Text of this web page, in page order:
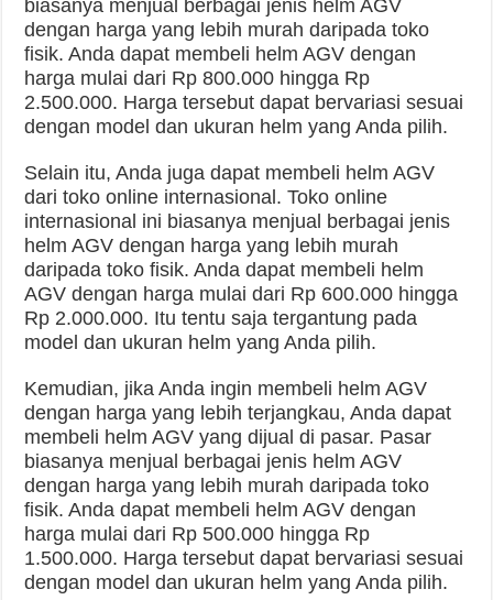
biasanya menjual berbagai jenis helm AGV
dengan harga yang lebih murah daripada toko
fisik. Anda dapat membeli helm AGV dengan
harga mulai dari Rp 800.000 hingga Rp
2.500.000. Harga tersebut dapat bervariasi sesuai
dengan model dan ukuran helm yang Anda pilih.
Selain itu, Anda juga dapat membeli helm AGV
dari toko online internasional. Toko online
internasional ini biasanya menjual berbagai jenis
helm AGV dengan harga yang lebih murah
daripada toko fisik. Anda dapat membeli helm
AGV dengan harga mulai dari Rp 600.000 hingga
Rp 2.000.000. Itu tentu saja tergantung pada
model dan ukuran helm yang Anda pilih.
Kemudian, jika Anda ingin membeli helm AGV
dengan harga yang lebih terjangkau, Anda dapat
membeli helm AGV yang dijual di pasar. Pasar
biasanya menjual berbagai jenis helm AGV
dengan harga yang lebih murah daripada toko
fisik. Anda dapat membeli helm AGV dengan
harga mulai dari Rp 500.000 hingga Rp
1.500.000. Harga tersebut dapat bervariasi sesuai
dengan model dan ukuran helm yang Anda pilih.